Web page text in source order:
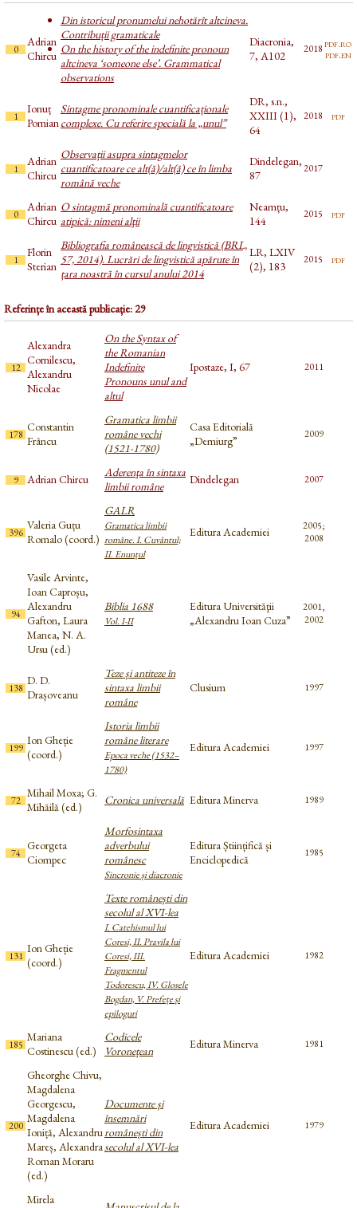
0
Adrian
Chircu
Din istoricul pronumelui nehotărît altcineva.
Contribuții gramaticale
On the history of the indefinite pronoun
altcineva ‘someone else’. Grammatical
observations
Diacronia,
7, A102
2018pdf.ro
pdf.en
1
Ionuț
Pomian
Sintagme pronominale cuantificaționale
complexe. Cu referire specială la „unul”
DR, s.n.,
XXIII (1),
64
2018 pdf
1
Adrian
Chircu
Observații asupra sintagmelor
cuantificatoare ce alt(ă)/alt(ă) ce în limba
română veche
Dindelegan,
87
2017
0
Adrian
Chircu
O sintagmă pronominală cuantificatoare
atipică: nimeni alţii
Neamțu,
144
2015 pdf
1
Florin
Sterian
Bibliografia românească de lingvistică (BRL,
57, 2014). Lucrări de lingvistică apărute în
țara noastră în cursul anului 2014
LR, LXIV
(2), 183
2015 pdf
Referințe în această publicație: 29
12
Alexandra
Cornilescu,
Alexandru
Nicolae
On the Syntax of
the Romanian
Indefinite
Pronouns unul and
altul
Ipostaze, I, 67 2011
178
Constantin
Frâncu
Gramatica limbii
române vechi
(1521-1780)
Casa Editorială
„Demiurg”
2009
9 Adrian Chircu
Aderenţa în sintaxa
limbii române
Dindelegan 2007
396
Valeria Guțu
Romalo (coord.)
GALR
Gramatica limbii
române. I. Cuvântul;
II. Enunțul
Editura Academiei
2005;
2008
94
Vasile Arvinte,
Ioan Caproșu,
Alexandru
Gafton, Laura
Manea, N. A.
Ursu (ed.)
Biblia 1688
Vol. I-II
Editura Universităţii
„Alexandru Ioan Cuza”
2001,
2002
138
D. D.
Drașoveanu
Teze și antiteze în
sintaxa limbii
române
Clusium 1997
199
Ion Gheție
(coord.)
Istoria limbii
române literare
Epoca veche (1532–
1780)
Editura Academiei 1997
72
Mihail Moxa; G.
Mihăilă (ed.)
Cronica universală Editura Minerva 1989
74
Georgeta
Ciompec
Morfosintaxa
adverbului
românesc
Sincronie și diacronie
Editura Științifică și
Enciclopedică
1985
131
Ion Gheție
(coord.)
Texte românești din
secolul al XVI-lea
I. Catehismul lui
Coresi, II. Pravila lui
Coresi, III.
Fragmentul
Todorescu, IV. Glosele
Bogdan, V. Prefețe și
epiloguri
Editura Academiei 1982
185
Mariana
Costinescu (ed.)
Codicele
Voronețean
Editura Minerva 1981
200
Gheorghe Chivu,
Magdalena
Georgescu,
Magdalena
Ioniță, Alexandru
Mareș, Alexandra
Roman Moraru
(ed.)
Documente și
însemnări
românești din
secolul al XVI-lea
Editura Academiei 1979
Mirela